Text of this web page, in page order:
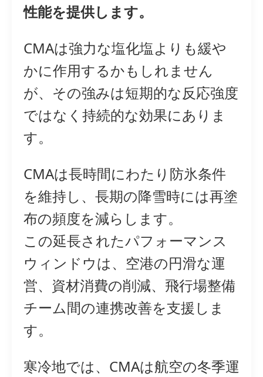
性能を提供します。
CMAは強力な塩化塩よりも緩や
かに作用するかもしれません
が、その強みは短期的な反応強度
ではなく持続的な効果にありま
す。
CMAは長時間にわたり防氷条件
を維持し、長期の降雪時には再塗
布の頻度を減らします。
この延長されたパフォーマンス
ウィンドウは、空港の円滑な運
営、資材消費の削減、飛行場整備
チーム間の連携改善を支援しま
す。
寒冷地では、CMAは航空の冬季運